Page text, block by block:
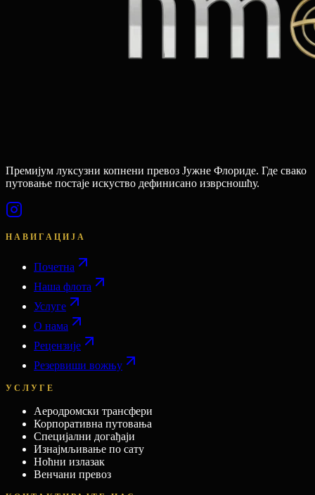
Премијум луксузни копнени превоз Јужне Флориде. Где свако
путовање постаје искуство дефинисано изврсношћу.
НАВИГАЦИЈА
Почетна
Наша флота
Услуге
О нама
Рецензије
Резервиши вожњу
УСЛУГЕ
Аеродромски трансфери
Корпоративна путовања
Специјални догађаји
Изнајмљивање по сату
Ноћни излазак
Венчани превоз